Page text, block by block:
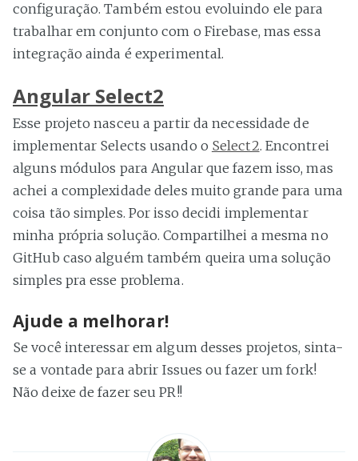
configuração. Também estou evoluindo ele para
trabalhar em conjunto com o Firebase, mas essa
integração ainda é experimental.
Angular Select2
Esse projeto nasceu a partir da necessidade de
implementar Selects usando o Select2. Encontrei
alguns módulos para Angular que fazem isso, mas
achei a complexidade deles muito grande para uma
coisa tão simples. Por isso decidi implementar
minha própria solução. Compartilhei a mesma no
GitHub caso alguém também queira uma solução
simples pra esse problema.
Ajude a melhorar!
Se você interessar em algum desses projetos, sinta-
se a vontade para abrir Issues ou fazer um fork!
Não deixe de fazer seu PR!!